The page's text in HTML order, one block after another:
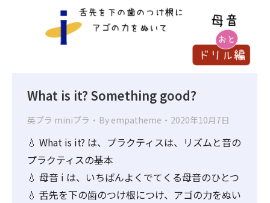
What is it? Something good?
英プラ miniプラ By empatheme 2020年10月7日
💧 What is it? は、プラクティスは、リズムと音の
プラクティスの基本
💧 母音 i は、いちばんよくでてくる母音のひとつ
💧 舌先を下の歯のつけ根につけ、アゴの力をぬい